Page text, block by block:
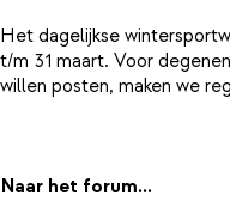
Het dagelijkse
t/m 31 maart. Voor
willen posten, maken we
Naar het forum...